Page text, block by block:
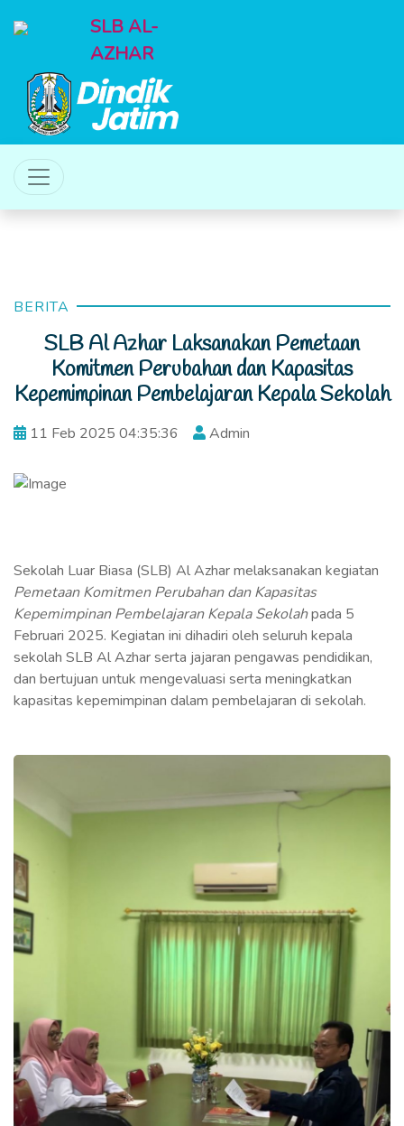
SLB AL-
AZHAR
BERITA
SLB Al Azhar Laksanakan Pemetaan
Komitmen Perubahan dan Kapasitas
Kepemimpinan Pembelajaran Kepala Sekolah
11 Feb 2025 04:35:36 Admin
Sekolah Luar Biasa (SLB) Al Azhar melaksanakan kegiatan
Pemetaan Komitmen Perubahan dan Kapasitas
Kepemimpinan Pembelajaran Kepala Sekolahpada 5
Februari 2025. Kegiatan ini dihadiri oleh seluruh kepala
sekolah SLB Al Azhar serta jajaran pengawas pendidikan,
dan bertujuan untuk mengevaluasi serta meningkatkan
kapasitas kepemimpinan dalam pembelajaran di sekolah.